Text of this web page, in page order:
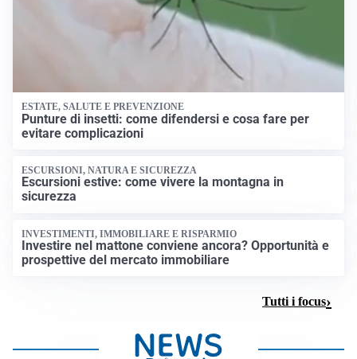
ESTATE, SALUTE E PREVENZIONE
Punture di insetti: come difendersi e cosa fare per
evitare complicazioni
ESCURSIONI, NATURA E SICUREZZA
Escursioni estive: come vivere la montagna in
sicurezza
INVESTIMENTI, IMMOBILIARE E RISPARMIO
Investire nel mattone conviene ancora? Opportunità e
prospettive del mercato immobiliare
Tutti i focus